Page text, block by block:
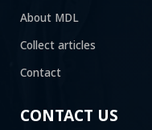
About MDL
Collect articles
Contact
CONTACT US